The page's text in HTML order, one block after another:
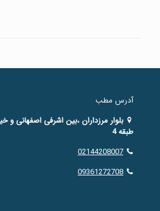
آدرس مطب
طبقه 4
02144208007
09361272708